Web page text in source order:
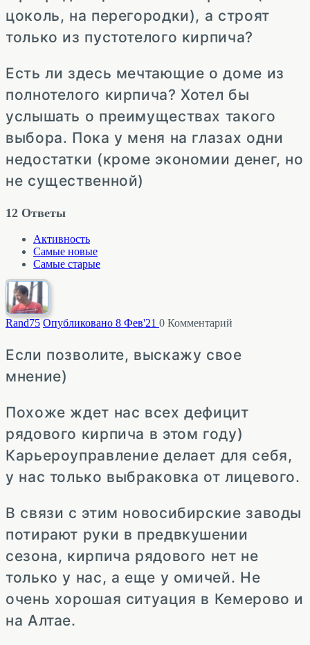
цоколь, на перегородки), а строят
только из пустотелого кирпича?
Есть ли здесь мечтающие о доме из
полнотелого кирпича? Хотел бы
услышать о преимуществах такого
выбора. Пока у меня на глазах одни
недостатки (кроме экономии денег, но
не существенной)
12 Ответы
Активность
Самые новые
Самые старые
Rand75 Опубликовано 8 Фев'21 0 Комментарий
Если позволите, выскажу свое
мнение)
Похоже ждет нас всех дефицит
рядового кирпича в этом году)
Карьероуправление делает для себя,
у нас только выбраковка от лицевого.
В связи с этим новосибирские заводы
потирают руки в предвкушении
сезона, кирпича рядового нет не
только у нас, а еще у омичей. Не
очень хорошая ситуация в Кемерово и
на Алтае.